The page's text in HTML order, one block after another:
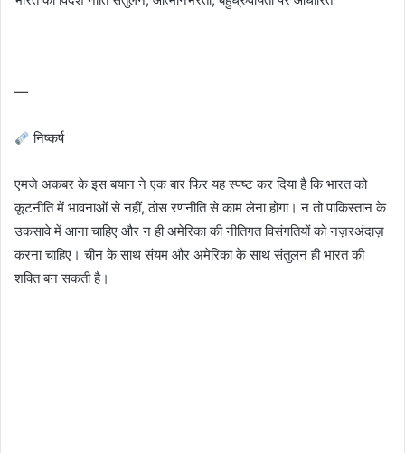
—
निष्कर्ष
एमजे अकबर के इस बयान ने एक बार फिर यह स्पष्ट कर दिया है कि भारत को
कूटनीति में भावनाओं से नहीं, ठोस रणनीति से काम लेना होगा। न तो पाकिस्तान के
उकसावे में आना चाहिए और न ही अमेरिका की नीतिगत विसंगतियों को नज़रअंदाज़
करना चाहिए। चीन के साथ संयम और अमेरिका के साथ संतुलन ही भारत की
शक्ति बन सकती है।